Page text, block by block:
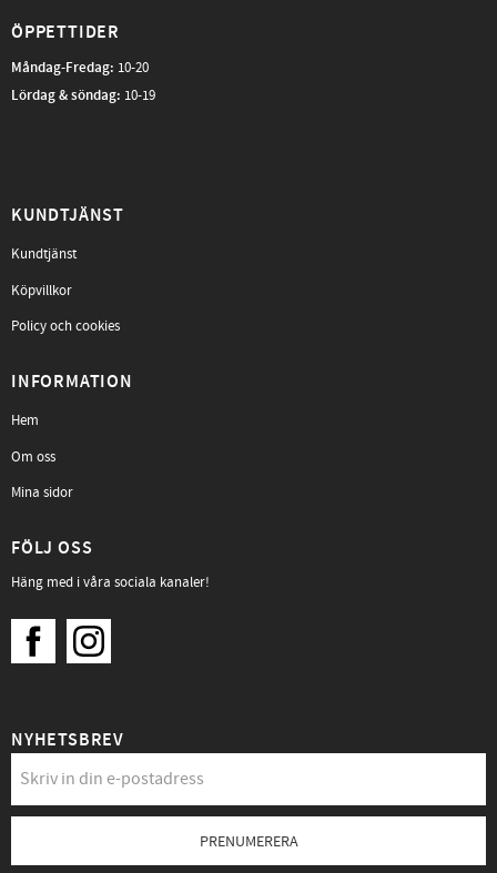
ÖPPETTIDER
Måndag-Fredag: 10-20
Lördag & söndag: 10-19
KUNDTJÄNST
Kundtjänst
Köpvillkor
Policy och cookies
INFORMATION
Hem
Om oss
Mina sidor
FÖLJ OSS
Häng med i våra sociala kanaler!
NYHETSBREV
PRENUMERERA